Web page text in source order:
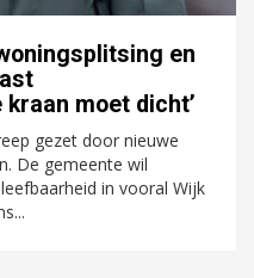
en
moet dicht’
gezet door nieuwe
De gemeente wil
in vooral Wijk